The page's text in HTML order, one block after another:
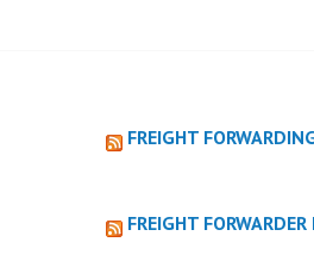
FREIGHT
FREIGHT